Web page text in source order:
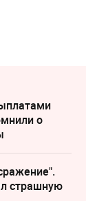
о
страшную